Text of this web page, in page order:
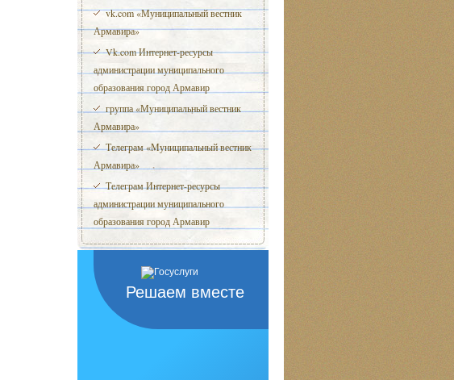
vk.com «Муниципальный вестник
Армавира»
Vk.com Интернет-ресурсы
администрации муниципального
образования город Армавир
группа «Муниципальный вестник
Армавира»
Телеграм «Муниципальный вестник
Армавира»
Телеграм Интернет-ресурсы
администрации муниципального
образования город Армавир
Решаем вместе